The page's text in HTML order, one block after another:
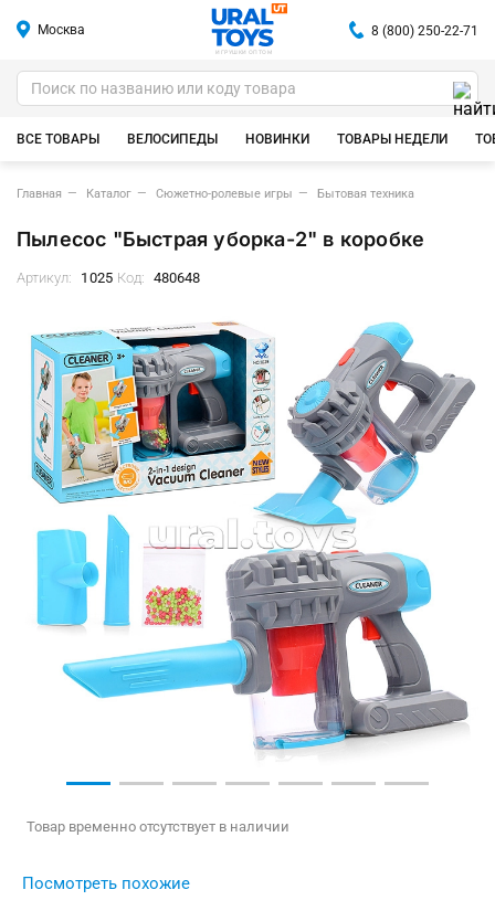
Москва
ИГРУШКИ ОПТОМ
8 (800) 250-22-71
ВСЕ ТОВАРЫ ВЕЛОСИПЕДЫ НОВИНКИ ТОВАРЫ НЕДЕЛИ
Главная Каталог Сюжетно-ролевые игры Бытовая техника
Пылесос "Быстрая уборка-2" в коробке
Артикул: 1025 Код: 480648
Товар временно отсутствует в наличии
Посмотреть похожие